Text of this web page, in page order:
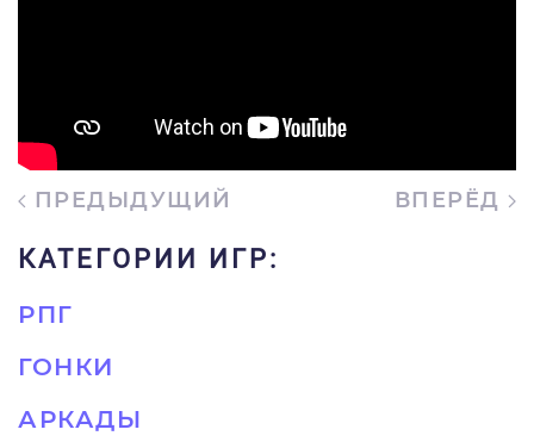
ПРЕДЫДУЩИЙ ВПЕРЁД
КАТЕГОРИИ ИГР:
РПГ
ГОНКИ
АРКАДЫ